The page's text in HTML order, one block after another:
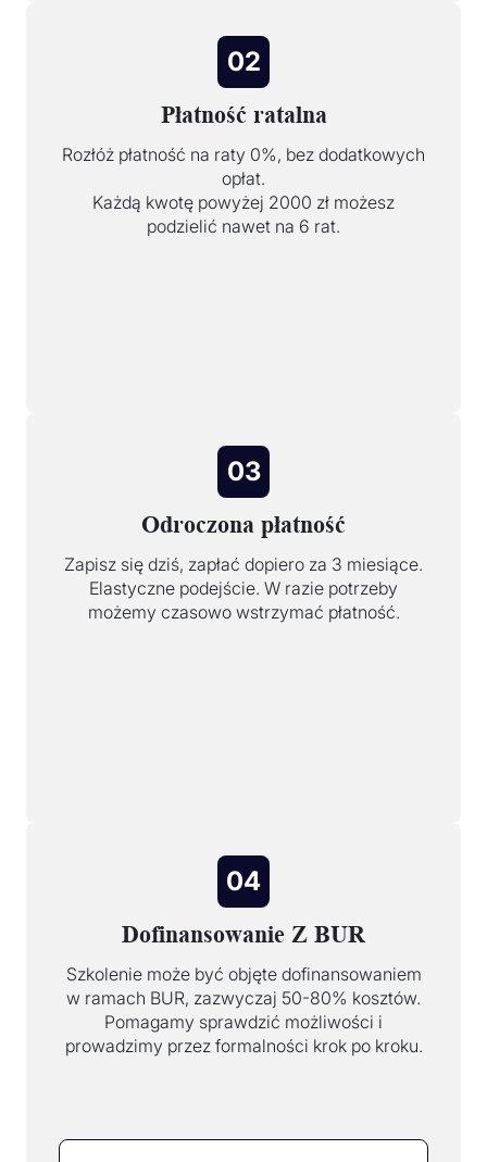
02
Płatność ratalna
Rozłóż płatność na raty 0%, bez dodatkowych
opłat.
Każdą kwotę powyżej 2000 zł możesz
podzielić nawet na 6 rat.
03
Odroczona płatność
Zapisz się dziś, zapłać dopiero za 3 miesiące.
Elastyczne podejście. W razie potrzeby
możemy czasowo wstrzymać płatność.
04
Dofinansowanie Z BUR
Szkolenie może być objęte dofinansowaniem
w ramach BUR, zazwyczaj 50-80% kosztów.
Pomagamy sprawdzić możliwości i
prowadzimy przez formalności krok po kroku.